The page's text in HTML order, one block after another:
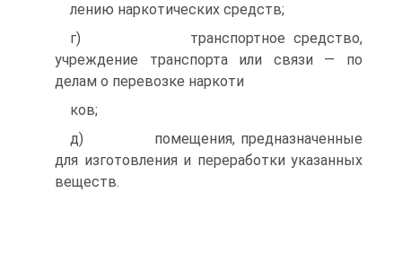
лению наркотических средств;
г) транспортное средство,
учреждение транспорта или связи — по
делам о перевозке наркоти
ков;
д) помещения, предназначенные
для изготовления и переработки указанных
веществ.